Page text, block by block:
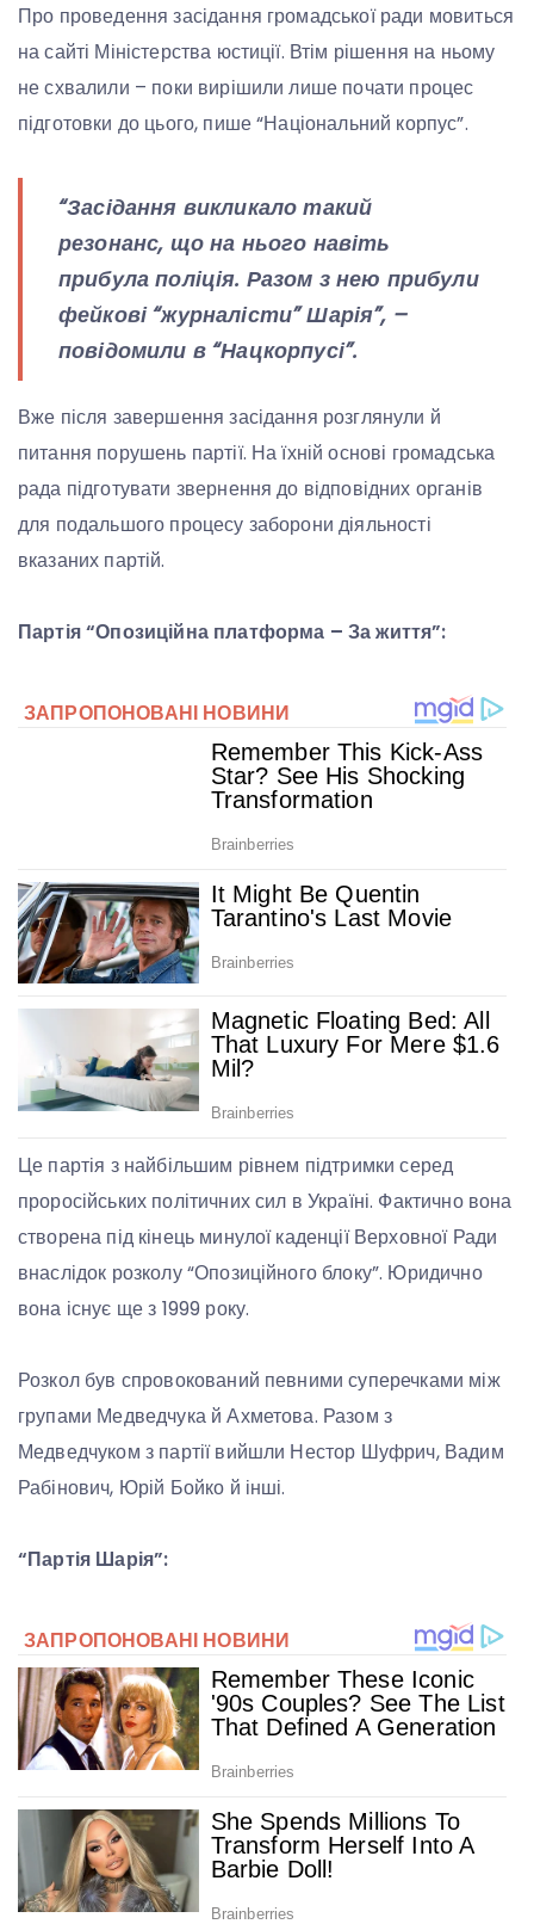
Про проведення засідання громадської ради мовиться
на сайті Міністерства юстиції. Втім рішення на ньому
не схвалили – поки вирішили лише почати процес
підготовки до цього, пише “Національний корпус”.
“Засідання викликало такий
резонанс, що на нього навіть
прибула поліція. Разом з нею прибули
фейкові “журналісти” Шарія”, –
повідомили в “Нацкорпусі”.
Вже після завершення засідання розглянули й
питання порушень партії. На їхній основі громадська
рада підготувати звернення до відповідних органів
для подальшого процесу заборони діяльності
вказаних партій.
Партія “Опозиційна платформа – За життя”:
Це партія з найбільшим рівнем підтримки серед
проросійських політичних сил в Україні. Фактично вона
створена під кінець минулої каденції Верховної Ради
внаслідок розколу “Опозиційного блоку”. Юридично
вона існує ще з 1999 року.
Розкол був спровокований певними суперечками між
групами Медведчука й Ахметова. Разом з
Медведчуком з партії вийшли Нестор Шуфрич, Вадим
Рабінович, Юрій Бойко й інші.
“Партія Шарія”: